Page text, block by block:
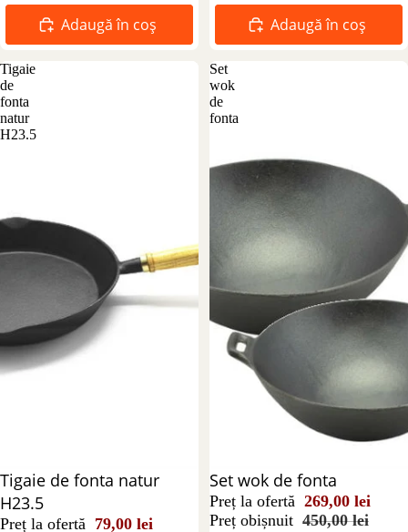
Adaugă în coș Adaugă în coș
Tigaie
de
fonta
natur
H23.5
Reducere 34%
Tigaie de fonta natur
H23.5
Preț la ofertă 79,00 lei
Set
wok
de
fonta
Reducere 40%
Set wok de fonta
Preț la ofertă 269,00 lei
Preț obișnuit 450,00 lei